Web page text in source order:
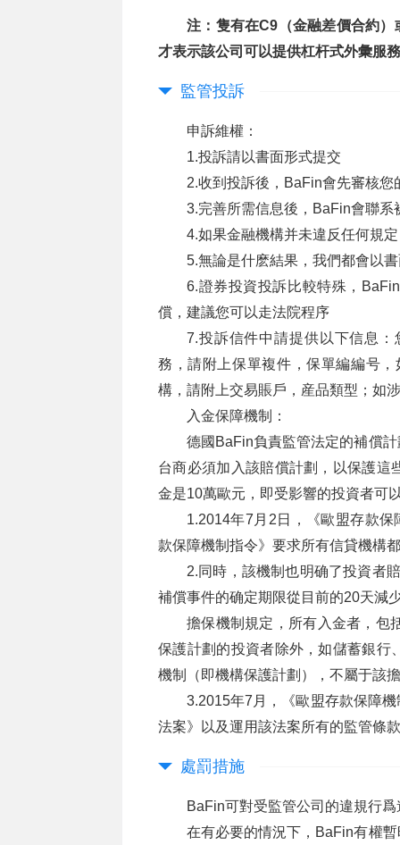
注：隻有在C9（金融差價合約
才表示該公司可以提供杠杆式外彙服
監管投訴
申訴維權：
1.投訴請以書面形式提交
2.收到投訴後，BaFin會先審核
3.完善所需信息後，BaFin會聯
4.如果金融機構并未違反任何規
5.無論是什麽結果，我們都會以
6.證券投資投訴比較特殊，
償，建議您可以走法院程序
7.投訴信件中請提供以下信息
務，請附上保單複件，保單編編号
構，請附上交易賬戶，産品類型；如
入金保障機制：
德國BaFin負責監管法定的補償
台商必須加入該賠償計劃，以保護這
金是10萬歐元，即受影響的投資者可
1.2014年7月2日，《歐盟存款
款保障機制指令》要求所有信貸機構
2.同時，該機制也明确了投資者
補償事件的确定期限從目前的20天減
擔保機制規定，所有入金者，包
保護計劃的投資者除外，如儲蓄銀行
機制（即機構保護計劃），不屬于該
3.2015年7月，《歐盟存款保障
法案》以及運用該法案所有的監管條
處罰措施
BaFin可對受監管公司的違規行
在有必要的情況下，BaFin有權